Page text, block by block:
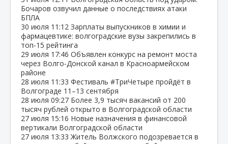
Бочаров озвучил данные о последствиях атаки
БПЛА
30 июля 11:12 Зарплаты выпускников в химии и
фармацевтике: волгоградские вузы закрепились в
топ‑15 рейтинга
29 июля 17:46 Объявлен конкурс на ремонт моста
через Волго‑Донской канал в Красноармейском
районе
28 июля 11:33 Фестиваль #ТриЧетыре пройдёт в
Волгограде 11–13 сентября
28 июля 09:27 Более 3,9 тысяч вакансий от 200
тысяч рублей открыто в Волгоградской области
27 июля 15:16 Новые назначения в финансовой
вертикали Волгоградской области
27 июля 13:33 Житель Волжского подозревается в